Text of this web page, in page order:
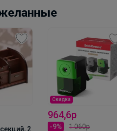
2
Скидка
964,6р
-9% 1 060р